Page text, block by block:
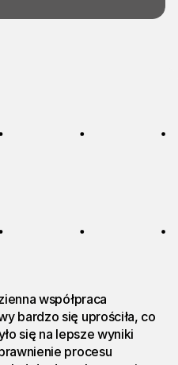
współpraca
bardzo się uprościła, co
się na lepsze wyniki
procesu